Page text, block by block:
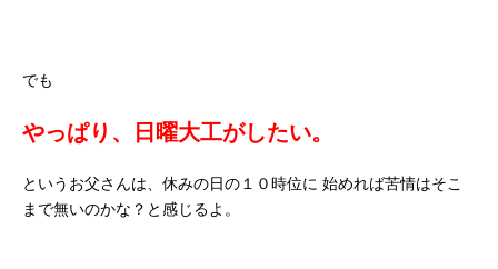
でも
やっぱり、日曜大工がしたい。
というお父さんは、休みの日の１０時位に 始めれば苦情はそこ
まで無いのかな？と感じるよ。